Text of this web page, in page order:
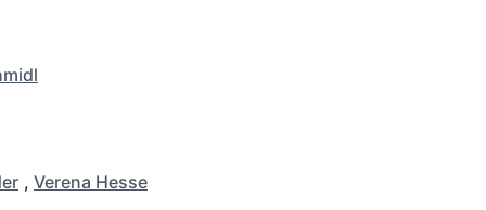
, Verena Hesse